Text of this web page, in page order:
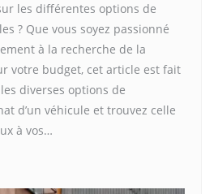
les différentes options de
? Que vous soyez passionné
à la recherche de la
votre budget, cet article est fait
diverses options de
d’un véhicule et trouvez celle
à vos…